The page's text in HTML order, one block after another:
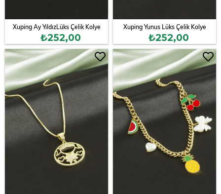
Xuping Ay YıldızLüks Çelik Kolye
₺252,00
Xuping Yunus Lüks Çelik Kolye
₺252,00